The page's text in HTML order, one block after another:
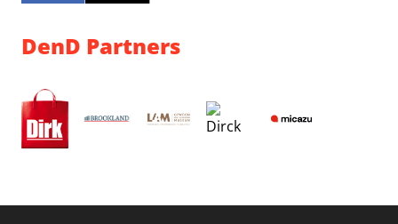
DenD Partners